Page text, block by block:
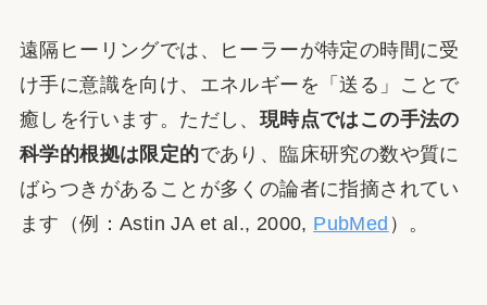
遠隔ヒーリングでは、ヒーラーが特定の時間に受
け手に意識を向け、エネルギーを「送る」ことで
癒しを行います。ただし、 現時点ではこの手法の
科学的根拠は限定的であり、臨床研究の数や質に
ばらつきがあることが多くの論者に指摘されてい
ます（例：Astin JA et al., 2000, PubMed ）。